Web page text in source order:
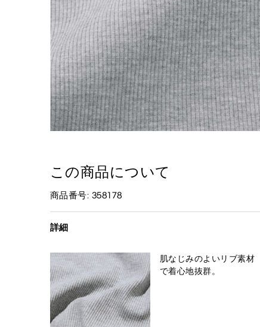
この商品について
商品番号: 358178
詳細
肌なじみのよいリブ素材
で着心地抜群。